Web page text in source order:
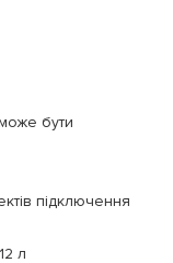
бути
підключення
л